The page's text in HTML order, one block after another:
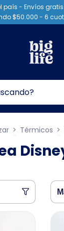
país - Envíos gratis
$50.000 - 6
> Térmicos >